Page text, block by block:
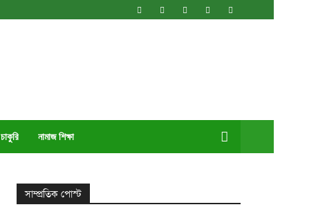
চাকুরি নামাজ শিক্ষা
সাম্প্রতিক পোস্ট